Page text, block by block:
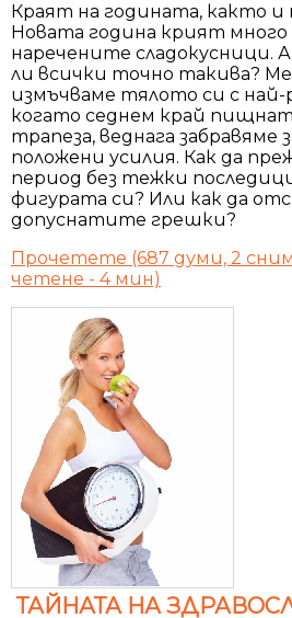
Краят на годината, както
Новата година крият много
наречените сладокусници.
ли всички точно такива?
измъчваме тялото си с най-
когато седнем край
трапеза, веднага забравяме
положени усилия. Как да
период без тежки
фигурата си? Или как да
допуснатите грешки?
Прочетете (687 думи, 2
четене - 4 мин)
ТАЙНАТА НА